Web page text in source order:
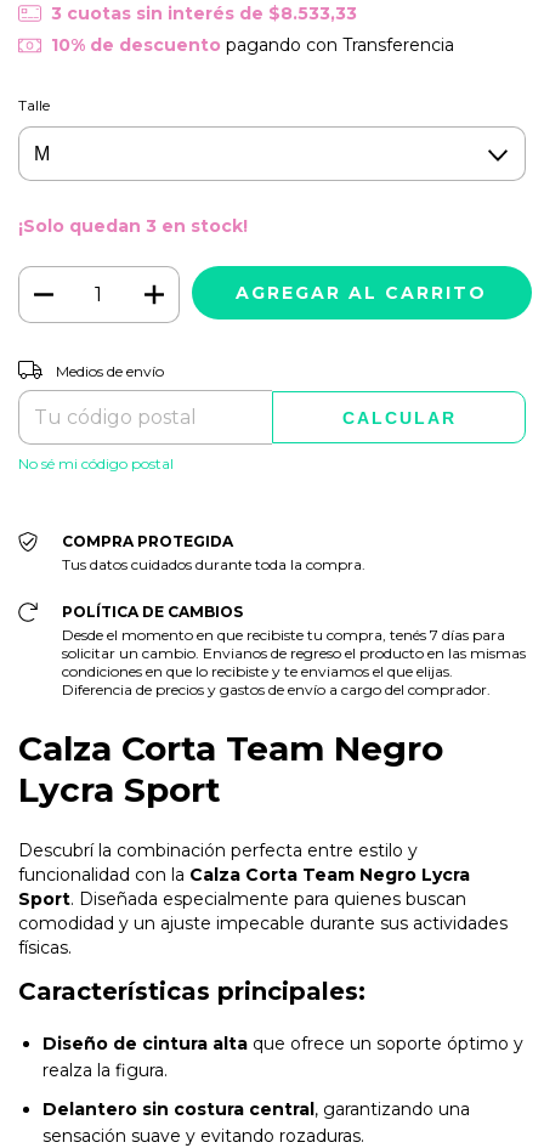
3 cuotas sin interés de $8.533,33
10% de descuento pagando con Transferencia
Talle
¡Solo quedan 3 en stock!
Entregas para el CP:
Medios de envío
CALCULAR
No sé mi código postal
COMPRA PROTEGIDA
Tus datos cuidados durante toda la compra.
POLÍTICA DE CAMBIOS
Desde el momento en que recibiste tu compra, tenés 7 días para
solicitar un cambio. Envianos de regreso el producto en las mismas
condiciones en que lo recibiste y te enviamos el que elijas.
Diferencia de precios y gastos de envío a cargo del comprador.
Calza Corta Team Negro
Lycra Sport
Descubrí la combinación perfecta entre estilo y
funcionalidad con la Calza Corta Team Negro Lycra
Sport. Diseñada especialmente para quienes buscan
comodidad y un ajuste impecable durante sus actividades
físicas.
Características principales:
Diseño de cintura alta que ofrece un soporte óptimo y
realza la figura.
Delantero sin costura central, garantizando una
sensación suave y evitando rozaduras.